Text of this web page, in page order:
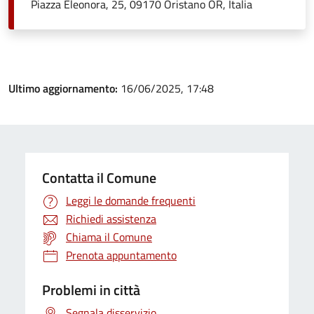
Piazza Eleonora, 25, 09170 Oristano OR, Italia
Ultimo aggiornamento: 16/06/2025, 17:48
Contatta il Comune
Leggi le domande frequenti
Richiedi assistenza
Chiama il Comune
Prenota appuntamento
Problemi in città